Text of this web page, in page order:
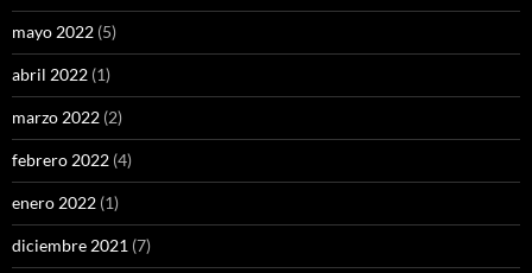
mayo 2022 (5)
abril 2022 (1)
marzo 2022 (2)
febrero 2022 (4)
enero 2022 (1)
diciembre 2021 (7)